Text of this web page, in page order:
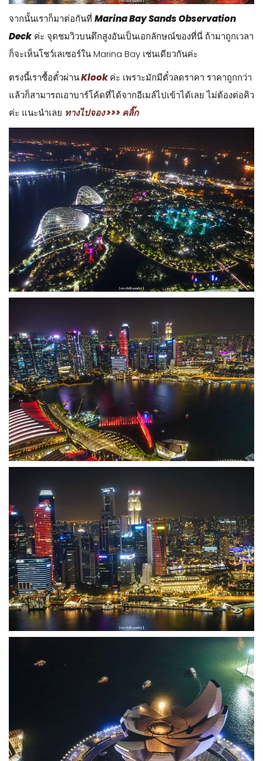
จากนั้นเราก็มาต่อกันที่ Marina Bay Sands Observation
Deck ค่ะ จุดชมวิวบนตึกสูงอันเป็นเอกลักษณ์ของที่นี่ ถ้ามาถูกเวลา
ก็จะเห็นโชว์เลเซอร์ใน Marina Bay เช่นเดียวกันค่ะ
ตรงนี้เราซื้อตั๋วผ่านKlookค่ะ เพราะมักมีตั๋วลดราคา ราคาถูกกว่า
แล้วก็สามารถเอาบาร์โค้ดที่ได้จากอีเมล์ไปเข้าได้เลย ไม่ต้องต่อคิว
ค่ะ แนะนำเลย ทางไปจอง >>> คลิ๊ก